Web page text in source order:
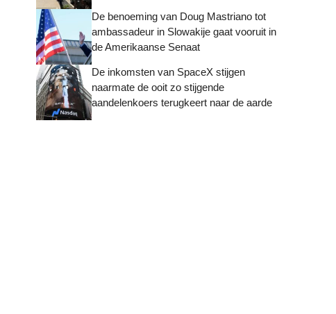
De benoeming van Doug Mastriano tot
ambassadeur in Slowakije gaat vooruit in
de Amerikaanse Senaat
De inkomsten van SpaceX stijgen
naarmate de ooit zo stijgende
aandelenkoers terugkeert naar de aarde